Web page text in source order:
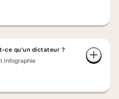
ce qu'un dictateur ?
Infographie